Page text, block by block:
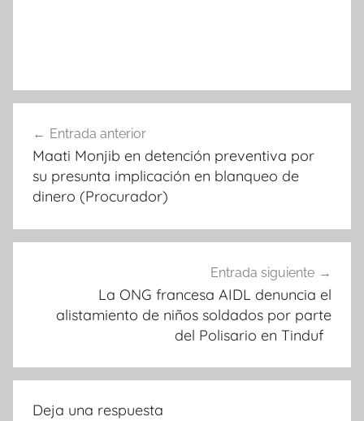
de
entradas
Entrada anterior
Maati Monjib en detención preventiva por
su presunta implicación en blanqueo de
dinero (Procurador)
Entrada siguiente
La ONG francesa AIDL denuncia el
alistamiento de niños soldados por parte
del Polisario en Tinduf
Deja una respuesta